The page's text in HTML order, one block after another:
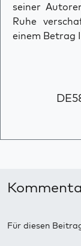
seiner
Ruhe
einem Betrag
Für diesen